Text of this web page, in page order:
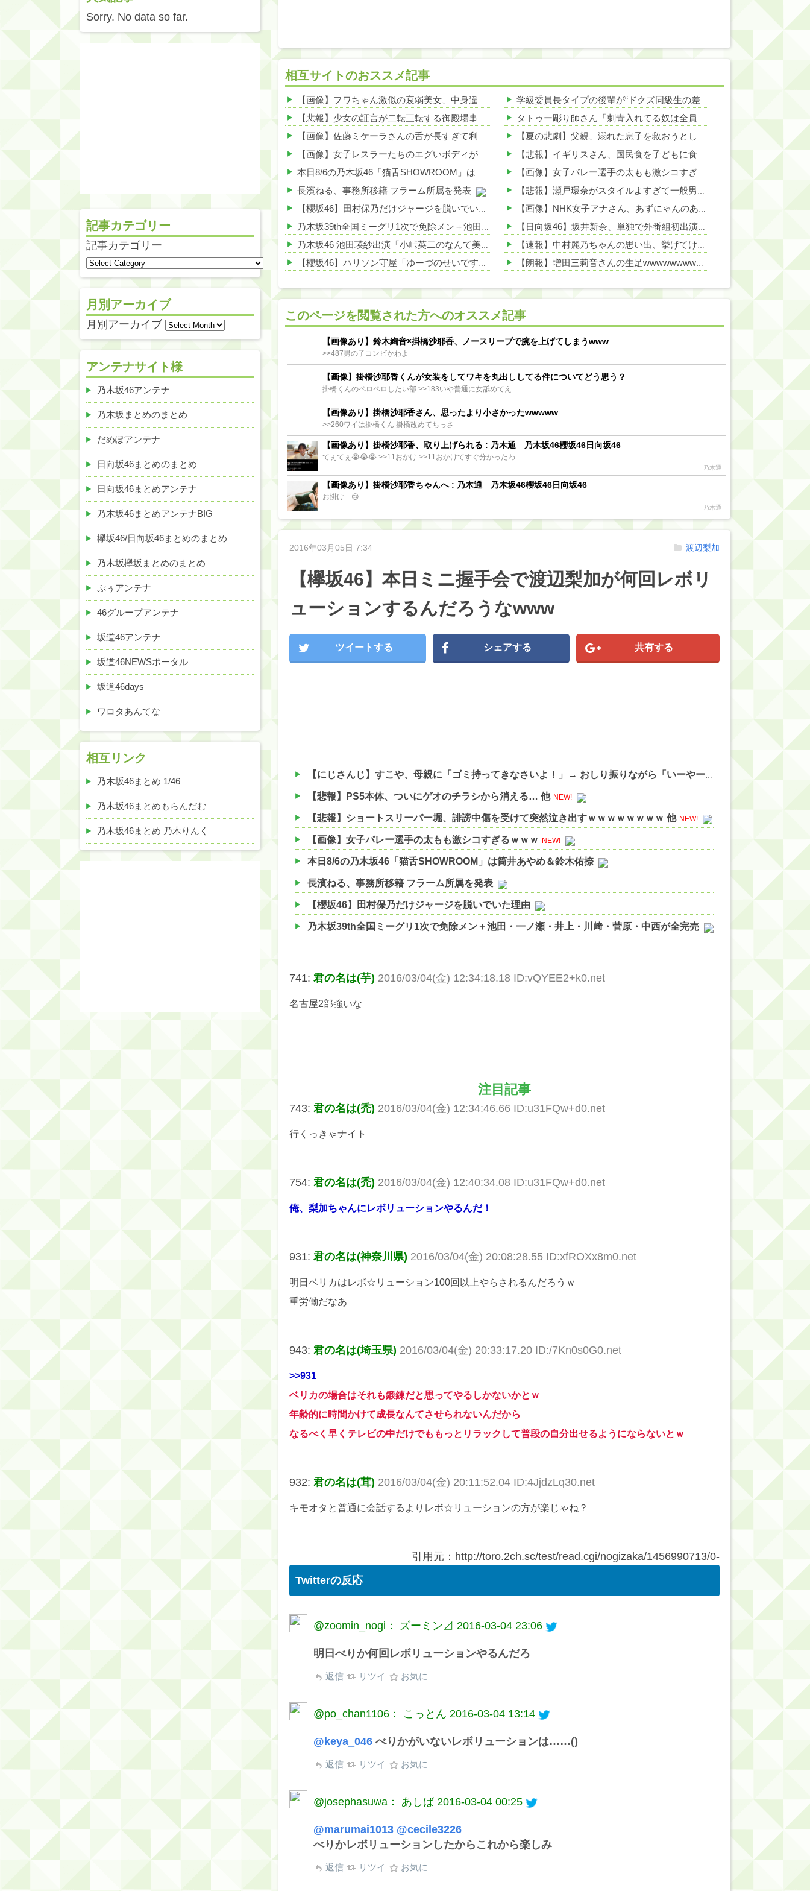
相互サイトのおススメ記事
【画像】フワちゃん激似の衰弱美女、中身違うやんｗｗｗｗ 他 NEW!
【悲報】少女の証言が二転三転する御殿場事件、冤罪の可能性で少年たち涙目・・・その理由とはｗｗｗｗ 他
【画像】佐藤ミケーラさんの舌が長すぎて利点エロしかない件ｗｗｗｗｗ 他 NEW!
【画像】女子レスラーたちのエグいボディが話題にwwwwww 他 NEW!
本日8/6の乃木坂46「猫舌SHOWROOM」は筒井あやめ＆鈴木佑捺
長濱ねる、事務所移籍 フラーム所属を発表
【櫻坂46】田村保乃だけジャージを脱いでいた理由
乃木坂39th全国ミーグリ1次で免除メン＋池田・一ノ瀬・井上・川﨑・菅原・中西が全完売
乃木坂46 池田瑛紗出演「小峠英二のなんて美だ！」テーマ：徳川家康【2025.8.5 24:00〜 TOKYO MX】
【櫻坂46】ハリソン守屋「ゆーづのせいです」【ラヴィット!】
【日向坂46】この月、何かあるのか！？『お願いバッハ！』ミーグリ日程がこちら
Powered by livedoor 相互RSS
学級委員長タイプの後輩が“ドクズ同級生の差別発言”に悩まされるも、他の前ではいい顔する二面性に困惑…関係切れと助言した結果まさかの号泣→着拒ってどういうこと？
タトゥー彫り師さん「刺青入れてる奴は全員バカです」→30万再生ｗｗｗｗｗｗ
【夏の悲劇】父親、溺れた息子を救おうとしてﾀﾋ亡 →専門家も警鐘「救助は二次被害が多い」
【悲報】イギリスさん、国民食を子どもに食わせるのを諦めるｗｗｗｗｗｗｗ
【画像】女子バレー選手の太もも激シコすぎるｗｗｗ
【悲報】瀬戸環奈がスタイルよすぎて一般男性が隣に並ぶとチンチクリンに見えてしまう（画像あり）
【画像】NHK女子アナさん、あずにゃんのあずにゃんが張ってしまう
【日向坂46】坂井新奈、単独で外番組初出演ｷﾀ━(ﾟ∀ﾟ)━!!!!
【速報】中村麗乃ちゃんの思い出、挙げてけwwwwwwwwwww
【朗報】増田三莉音さんの生足wwwwwwwwwwww
乃木坂46『オリコン上半期SG1位獲得!!』←もうこれ今が全盛期だろwwwwww
Powered by livedoor 相互RSS
このページを閲覧された方へのオススメ記事
【画像あり】鈴木絢音×掛橋沙耶香、ノースリーブで腕を上げてしまうwww
>>487男の子コンビかわよ
【画像】掛橋沙耶香くんが女装をしてワキを丸出ししてる件についてどう思う？
掛橋くんのペロペロしたい部 >>183いや普通に女舐めてえ
【画像あり】掛橋沙耶香さん、思ったより小さかったwwwww
>>260ワイは掛橋くん 掛橋改めてちっさ
【画像あり】掛橋沙耶香、取り上げられる : 乃木通 乃木坂46櫻坂46日向坂46
てぇてぇ😭😭😭 >>11おかけ >>11おかけてすぐ分かったわ
乃木通
【画像あり】掛橋沙耶香ちゃんへ : 乃木通 乃木坂46櫻坂46日向坂46
お掛け…😢
乃木通
2016年03月05日 7:34
【欅坂46】本日ミニ握手会で渡辺梨加が何回レボリ
ューションするんだろうなwww
渡辺梨加
ツイートする シェアする 共有する
【にじさんじ】すこや、母親に「ゴミ持ってきなさいよ！」→ おしり振りながら「いーやーヤダヤダ」した結果ガチめにしばかれる 他
【悲報】PS5本体、ついにゲオのチラシから消える… 他 NEW!
【悲報】ショートスリーパー堀、誹謗中傷を受けて突然泣き出すｗｗｗｗｗｗｗｗ 他 NEW!
【画像】女子バレー選手の太もも激シコすぎるｗｗｗ NEW!
本日8/6の乃木坂46「猫舌SHOWROOM」は筒井あやめ＆鈴木佑捺
長濱ねる、事務所移籍 フラーム所属を発表
【櫻坂46】田村保乃だけジャージを脱いでいた理由
乃木坂39th全国ミーグリ1次で免除メン＋池田・一ノ瀬・井上・川﨑・菅原・中西が全完売
【櫻坂46】ミーグリで喧嘩！？山下瞳月、これはマジギレしてる
筒井あやめ、アレをチラリ。こういう偶然の方が官能的だよな？
741: 君の名は(芋) 2016/03/04(金) 12:34:18.18 ID:vQYEE2+k0.net
名古屋2部強いな
注目記事
743: 君の名は(禿) 2016/03/04(金) 12:34:46.66 ID:u31FQw+d0.net
行くっきゃナイト
754: 君の名は(禿) 2016/03/04(金) 12:40:34.08 ID:u31FQw+d0.net
俺、梨加ちゃんにレボリューションやるんだ！
931: 君の名は(神奈川県) 2016/03/04(金) 20:08:28.55 ID:xfROXx8m0.net
明日ベリカはレボ☆リューション100回以上やらされるんだろうｗ
重労働だなあ
943: 君の名は(埼玉県) 2016/03/04(金) 20:33:17.20 ID:/7Kn0s0G0.net
>>931
ベリカの場合はそれも鍛錬だと思ってやるしかないかとｗ
年齢的に時間かけて成長なんてさせられないんだから
なるべく早くテレビの中だけでももっとリラックして普段の自分出せるようにならないとｗ
932: 君の名は(茸) 2016/03/04(金) 20:11:52.04 ID:4JjdzLq30.net
キモオタと普通に会話するよりレボ☆リューションの方が楽じゃね？
引用元：http://toro.2ch.sc/test/read.cgi/nogizaka/1456990713/0-
Twitterの反応
@zoomin_nogi： ズーミン⊿ 2016-03-04 23:06
明日べりか何回レボリューションやるんだろ
返信 リツイ お気に
@po_chan1106： こっとん 2016-03-04 13:14
@keya_046 べりかがいないレボリューションは……()
返信 リツイ お気に
@josephasuwa： あしば 2016-03-04 00:25
@marumai1013 @cecile3226
べりかレボリューションしたからこれから楽しみ
返信 リツイ お気に
Sorry. No data so far.
記事カテゴリー
記事カテゴリー
月別アーカイブ
月別アーカイブ
アンテナサイト様
乃木坂46アンテナ
乃木坂まとめのまとめ
だめぽアンテナ
日向坂46まとめのまとめ
日向坂46まとめアンテナ
乃木坂46まとめアンテナBIG
欅坂46/日向坂46まとめのまとめ
乃木坂欅坂まとめのまとめ
ぷぅアンテナ
46グループアンテナ
坂道46アンテナ
坂道46NEWSポータル
坂道46days
ワロタあんてな
相互リンク
乃木坂46まとめ 1/46
乃木坂46まとめもらんだむ
乃木坂46まとめ 乃木りんく